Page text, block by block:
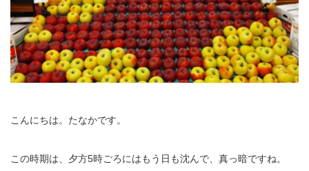
こんにちは。たなかです。
この時期は、夕方5時ごろにはもう日も沈んで、真っ暗ですね。